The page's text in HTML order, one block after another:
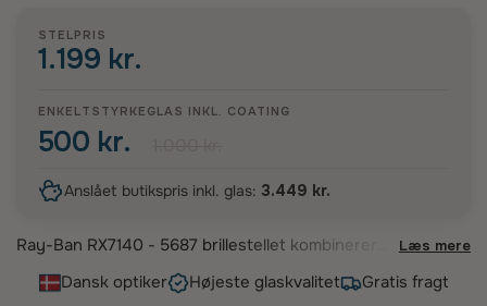
STELPRIS
1.199 kr.
ENKELTSTYRKEGLAS INKL. COATING
500 kr.
Anslået butikspris inkl. glas: 3.449 kr.
Ray-Ban RX7140 - 5687 brillestellet kombinerer
stilfulde panto-briller fra Ray-Ban har en smuk
Læs mere
Dansk optiker Højeste glaskvalitet Gratis fragt